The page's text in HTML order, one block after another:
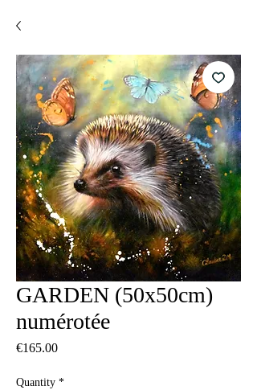
GARDEN (50x50cm)
numérotée
€165.00Price
Quantity *